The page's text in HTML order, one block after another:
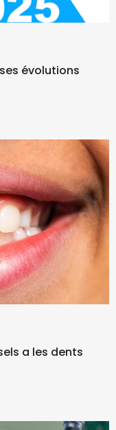
évolutions
a les dents